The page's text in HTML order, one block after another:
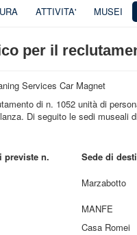
ATTIVITA' MUSEI
per il
di n. 1052 unità di
Di seguito le sedi museali
previste n. Sede di
Marzabotto
MANFE
Casa Romei